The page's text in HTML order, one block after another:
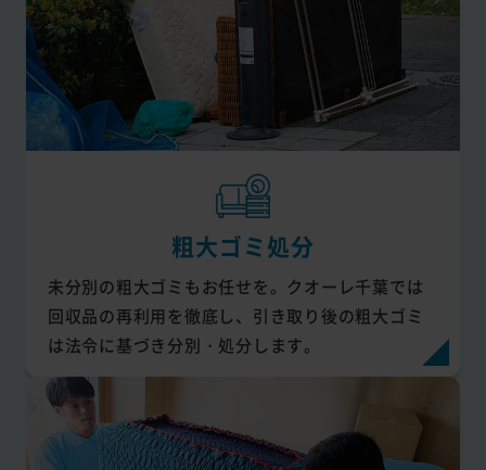
粗大ゴミ処分
未分別の粗大ゴミもお任せを。クオーレ千葉では
回収品の再利用を徹底し、引き取り後の粗大ゴミ
は法令に基づき分別・処分します。